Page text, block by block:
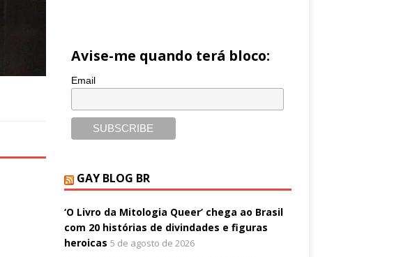
Avise-me quando terá bloco:
Email
GAY BLOG BR
‘O Livro da Mitologia Queer’ chega ao Brasil
com 20 histórias de divindades e figuras
heroicas 5 de agosto de 2026